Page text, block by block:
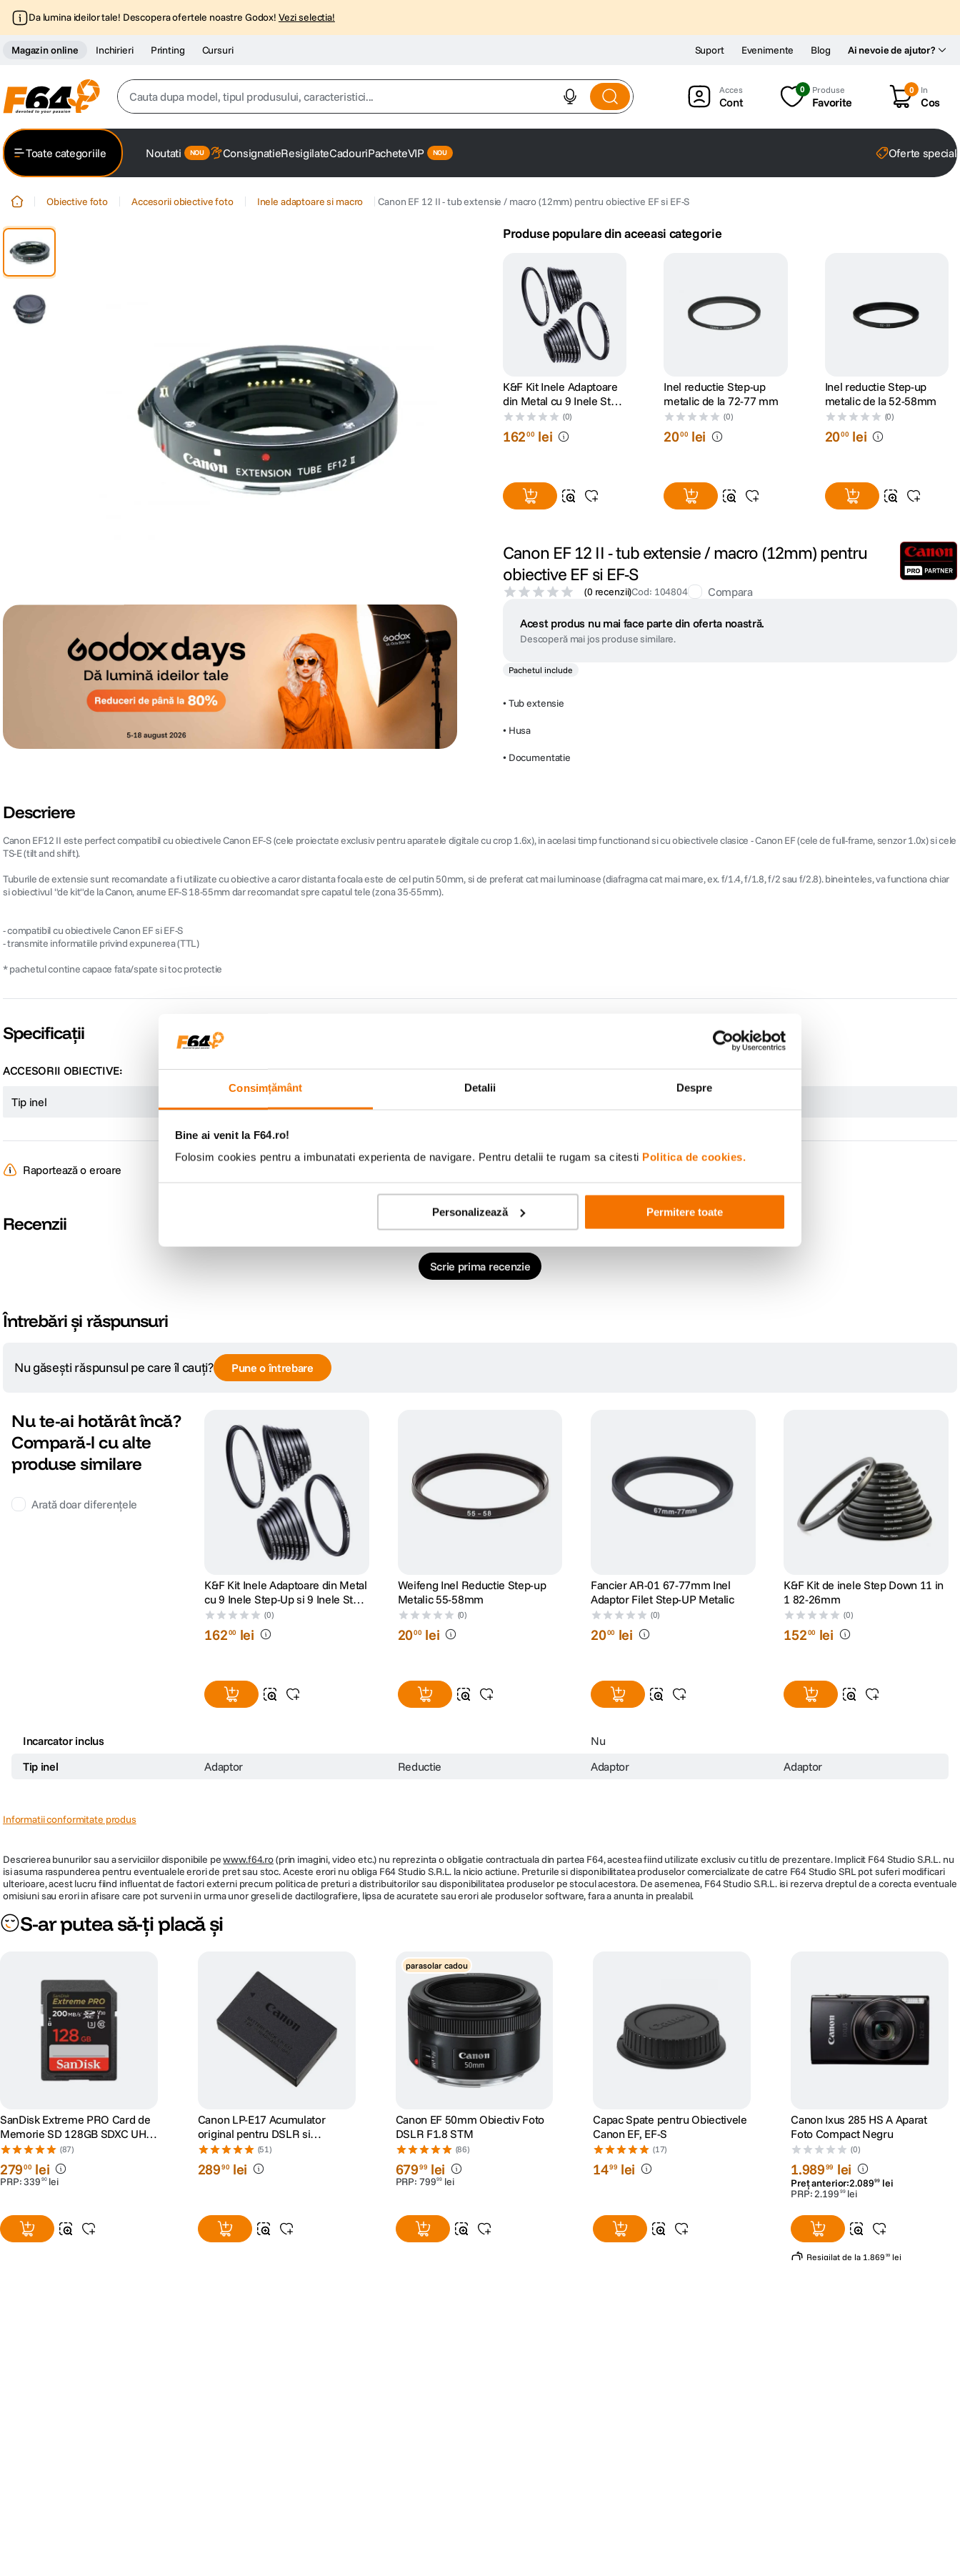
Consimțământ Detalii Despre
Bine ai venit la F64.ro!
Folosim cookies pentru a imbunatati experienta de navigare. Pentru detalii te rugam sa citesti Politica de cookies.
Personalizează Permitere toate
Da lumina ideilor tale! Descopera ofertele noastre Godox! Vezi selectia!
Magazin online Inchirieri Printing Cursuri Ai nevoie de ajutor?
Suport Evenimente Blog
Cauta dupa model, tipul produsului, caracteristici...
2. trepied
card memorie
. dji mic mini
dji osmo
insta 360
Cont
0 Produse
Favorite
0 In
Cos
Toate categoriile Noutati ConsignatieResigilateCadouriPacheteVIP Oferte
Obiective foto Accesorii obiective foto Inele adaptoare si macro Canon EF 12 II - tub extensie / macro (12mm) pentru obiective EF si EF-S
Produse populare din aceeasi categorie
K&F Kit Inele Adaptoare
din Metal cu 9 Inele Step-
Up si 9 Inele Step-Down
(0)
16200 lei
Inel reductie Step-up
metalic de la 72-77 mm
(0)
2000 lei
Inel reductie Step-up
metalic de la 52-58mm
(0)
2000 lei
Canon EF 12 II - tub extensie / macro (12mm) pentru
obiective EF si EF-S
(0 recenzii)Cod: 104804 Compara
Acest produs nu mai face parte din oferta noastră.
Descoperă mai jos produse similare.
Pachetul include
• Tub extensie
• Husa
• Documentatie
Descriere
Canon EF12 II este perfect compatibil cu obiectivele Canon EF-S (cele proiectate exclusiv pentru aparatele digitale cu crop 1.6x), in acelasi timp functionand si cu obiectivele clasice - Canon EF (cele de full-frame, senzor 1.0x) si cele
TS-E (tilt and shift).
Tuburile de extensie sunt recomandate a fi utilizate cu obiective a caror distanta focala este de cel putin 50mm, si de preferat cat mai luminoase (diafragma cat mai mare, ex. f/1.4, f/1.8, f/2 sau f/2.8). bineinteles, va functiona chiar
si obiectivul "de kit"de la Canon, anume EF-S 18-55mm dar recomandat spre capatul tele (zona 35-55mm).
- compatibil cu obiectivele Canon EF si EF-S
- transmite informatiile privind expunerea (TTL)
* pachetul contine capace fata/spate si toc protectie
Specificații
ACCESORII OBIECTIVE:
Tip inel
Raportează o eroare
Recenzii
Scrie prima recenzie
Întrebări și răspunsuri
Nu găsești răspunsul pe care îl cauți? Pune o întrebare
Nu te-ai hotărât încă?
Compară-l cu alte
produse similare
Arată doar diferențele
K&F Kit Inele Adaptoare din Metal
cu 9 Inele Step-Up si 9 Inele Step-
Down
(0)
16200 lei
Weifeng Inel Reductie Step-up
Metalic 55-58mm
(0)
2000 lei
Fancier AR-01 67-77mm Inel
Adaptor Filet Step-UP Metalic
(0)
2000 lei
K&F Kit de inele Step Down 11 in
1 82-26mm
(0)
15200 lei
Incarcator inclus
Nu
Tip inel
Adaptor Reductie Adaptor Adaptor
Informatii conformitate produs
Descrierea bunurilor sau a serviciilor disponibile pewww.f64.ro(prin imagini, video etc.) nu reprezinta o obligatie contractuala din partea F64, acestea fiind utilizate exclusiv cu titlu de prezentare. Implicit F64 Studio S.R.L. nu
isi asuma raspunderea pentru eventualele erori de pret sau stoc. Aceste erori nu obliga F64 Studio S.R.L. la nicio actiune. Preturile si disponibilitatea produselor comercializate de catre F64 Studio SRL pot suferi modificari
ulterioare, acest lucru fiind influentat de factori externi precum politica de preturi a distribuitorilor sau disponibilitatea produselor pe stocul acestora. De asemenea, F64 Studio S.R.L. isi rezerva dreptul de a corecta eventuale
omisiuni sau erori in afisare care pot surveni in urma unor greseli de dactilografiere, lipsa de acuratete sau erori ale produselor software, fara a anunta in prealabil.
S-ar putea să-ți placă și
SanDisk Extreme PRO Card de
Memorie SD 128GB SDXC UHS-
I Class 10 U3 V30 + 2 Ani
RescuePRO Deluxe
(87)
27900 lei
PRP:339 90 lei
Canon LP-E17 Acumulator
original pentru DSLR si
Mirrorless
(51)
28990 lei
parasolar cadou
Canon EF 50mm Obiectiv Foto
DSLR F1.8 STM
(86)
67999 lei
PRP: 79999 lei
Capac Spate pentru Obiectivele
Canon EF, EF-S
(17)
1499 lei
Canon Ixus 285 HS A Aparat
Foto Compact Negru
(0)
1.98999 lei
Preț anterior:2.08999 lei
PRP:2.199 99 lei
Resigilat de la 1.869 99 lei